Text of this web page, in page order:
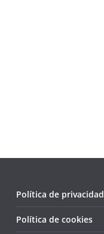
Política de privacidad
Política de cookies